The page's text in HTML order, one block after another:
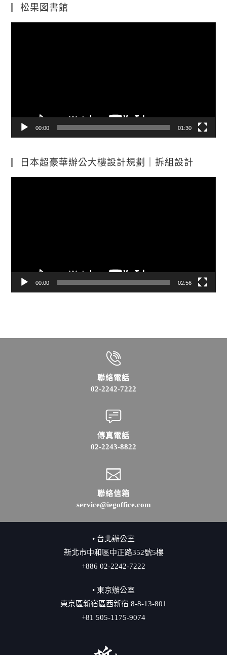
松果図書館
00:00 01:30
日本超豪華辦公大樓設計規劃｜拆組設計
00:00 02:56
聯絡電話
02-2242-7222
傳真電話
02-2243-8822
聯絡信箱
service@iegoffice.com
• 台北辦公室
新北市中和區中正路352號5樓
+886 02-2242-7222
• 東京辦公室
東京區新宿區西新宿 8-8-13-801
+81 505-1175-9074